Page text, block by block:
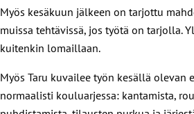
Myös kesäkuun jälkeen on tarjottu
muissa tehtävissä, jos työtä on tarjolla.
kuitenkin lomaillaan.
Myös Taru kuvailee työn kesällä olevan
normaalisti kouluarjessa: kantamista,